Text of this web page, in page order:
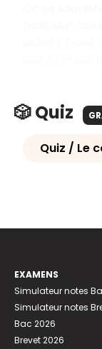
🎲 Quiz
Quiz / Le
EXAMENS
Simulateur notes
Simulateur notes
Bac 2026
Brevet 2026